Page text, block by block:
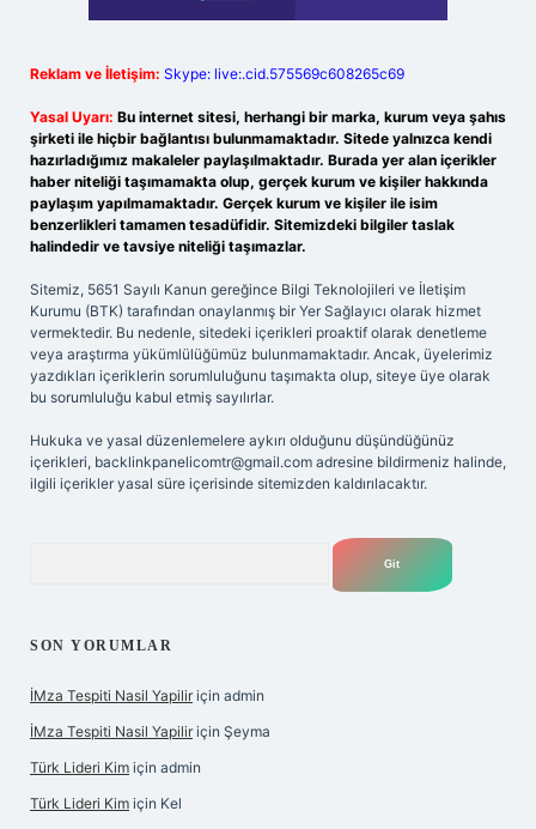
Reklam ve İletişim: Skype: live:.cid.575569c608265c69
Yasal Uyarı: Bu internet sitesi, herhangi bir marka, kurum veya şahıs
şirketi ile hiçbir bağlantısı bulunmamaktadır. Sitede yalnızca kendi
hazırladığımız makaleler paylaşılmaktadır. Burada yer alan içerikler
haber niteliği taşımamakta olup, gerçek kurum ve kişiler hakkında
paylaşım yapılmamaktadır. Gerçek kurum ve kişiler ile isim
benzerlikleri tamamen tesadüfidir. Sitemizdeki bilgiler taslak
halindedir ve tavsiye niteliği taşımazlar.
Sitemiz, 5651 Sayılı Kanun gereğince Bilgi Teknolojileri ve İletişim
Kurumu (BTK) tarafından onaylanmış bir Yer Sağlayıcı olarak hizmet
vermektedir. Bu nedenle, sitedeki içerikleri proaktif olarak denetleme
veya araştırma yükümlülüğümüz bulunmamaktadır. Ancak, üyelerimiz
yazdıkları içeriklerin sorumluluğunu taşımakta olup, siteye üye olarak
bu sorumluluğu kabul etmiş sayılırlar.
Hukuka ve yasal düzenlemelere aykırı olduğunu düşündüğünüz
içerikleri, backlinkpanelicomtr@gmail.com adresine bildirmeniz halinde,
ilgili içerikler yasal süre içerisinde sitemizden kaldırılacaktır.
SON YORUMLAR
İMza Tespiti Nasil Yapilir için admin
İMza Tespiti Nasil Yapilir için Şeyma
Türk Lideri Kim için admin
Türk Lideri Kim için Kel